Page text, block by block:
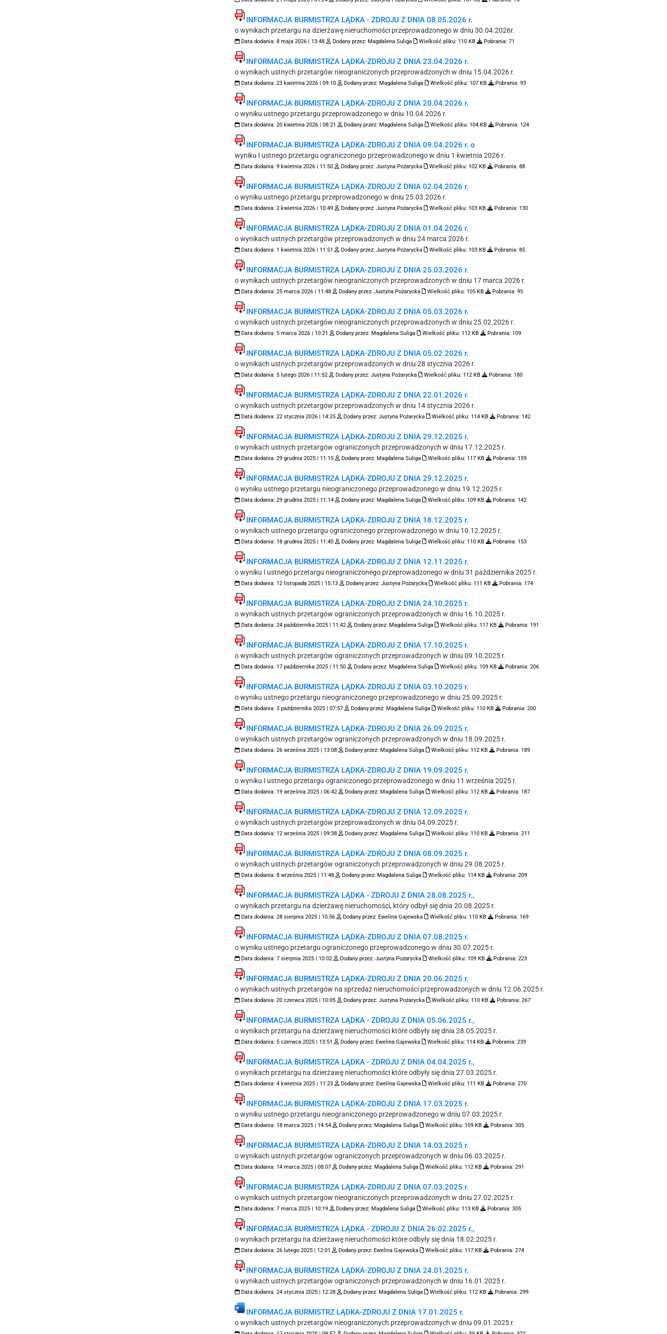
INFORMACJA BURMISTRZA LĄDKA - ZDROJU Z DNIA 08.05.2026 r.
o wynikach przetargu na dzierżawę nieruchomości przeprowadzonego w dniu 30.04.2026r.
Data dodania: 8 maja 2026 | 13:48 Dodany przez: Magdalena Suliga Wielkość pliku: 110 KB Pobrania: 71
INFORMACJA BURMISTRZA LĄDKA-ZDROJU Z DNIA 23.04.2026 r.
o wynikach ustnych przetargów nieograniczonych przeprowadzonych w dniu 15.04.2026 r.
Data dodania: 23 kwietnia 2026 | 09:10 Dodany przez: Magdalena Suliga Wielkość pliku: 107 KB Pobrania: 93
INFORMACJA BURMISTRZA LĄDKA-ZDROJU Z DNIA 20.04.2026 r.
o wyniku ustnego przetargu przeprowadzonego w dniu 10.04.2026 r.
Data dodania: 20 kwietnia 2026 | 08:21 Dodany przez: Magdalena Suliga Wielkość pliku: 104 KB Pobrania: 124
INFORMACJA BURMISTRZA LĄDKA-ZDROJU Z DNIA 09.04.2026 r. o
wyniku I ustnego przetargu ograniczonego przeprowadzonego w dniu 1 kwietnia 2026 r.
Data dodania: 9 kwietnia 2026 | 11:50 Dodany przez: Justyna Pożarycka Wielkość pliku: 102 KB Pobrania: 88
INFORMACJA BURMISTRZA LĄDKA-ZDROJU Z DNIA 02.04.2026 r.
o wyniku ustnego przetargu przeprowadzonego w dniu 25.03.2026 r.
Data dodania: 2 kwietnia 2026 | 10:49 Dodany przez: Justyna Pożarycka Wielkość pliku: 103 KB Pobrania: 130
INFORMACJA BURMISTRZA LĄDKA-ZDROJU Z DNIA 01.04.2026 r.
o wynikach ustnych przetargów przeprowadzonych w dniu 24 marca 2026 r.
Data dodania: 1 kwietnia 2026 | 11:51 Dodany przez: Justyna Pożarycka Wielkość pliku: 103 KB Pobrania: 85
INFORMACJA BURMISTRZA LĄDKA-ZDROJU Z DNIA 25.03.2026 r.
o wynikach ustnych przetargów nieograniczonych przeprowadzonych w dniu 17 marca 2026 r.
Data dodania: 25 marca 2026 | 11:48 Dodany przez: Justyna Pożarycka Wielkość pliku: 105 KB Pobrania: 95
INFORMACJA BURMISTRZA LĄDKA-ZDROJU Z DNIA 05.03.2026 r.
o wynikach ustnych przetargów nieograniczonych przeprowadzonych w dniu 25.02.2026 r.
Data dodania: 5 marca 2026 | 10:21 Dodany przez: Magdalena Suliga Wielkość pliku: 112 KB Pobrania: 109
INFORMACJA BURMISTRZA LĄDKA-ZDROJU Z DNIA 05.02.2026 r.
o wynikach ustnych przetargów przeprowadzonych w dniu 28 stycznia 2026 r.
Data dodania: 5 lutego 2026 | 11:52 Dodany przez: Justyna Pożarycka Wielkość pliku: 112 KB Pobrania: 180
INFORMACJA BURMISTRZA LĄDKA-ZDROJU Z DNIA 22.01.2026 r.
o wynikach ustnych przetargów przeprowadzonych w dniu 14 stycznia 2026 r.
Data dodania: 22 stycznia 2026 | 14:25 Dodany przez: Justyna Pożarycka Wielkość pliku: 114 KB Pobrania: 142
INFORMACJA BURMISTRZA LĄDKA-ZDROJU Z DNIA 29.12.2025 r.
o wynikach ustnych przetargów ograniczonych przeprowadzonych w dniu 17.12.2025 r.
Data dodania: 29 grudnia 2025 | 11:15 Dodany przez: Magdalena Suliga Wielkość pliku: 117 KB Pobrania: 159
INFORMACJA BURMISTRZA LĄDKA-ZDROJU Z DNIA 29.12.2025 r.
o wyniku ustnego przetargu nieograniczonego przeprowadzonego w dniu 19.12.2025 r.
Data dodania: 29 grudnia 2025 | 11:14 Dodany przez: Magdalena Suliga Wielkość pliku: 109 KB Pobrania: 142
INFORMACJA BURMISTRZA LĄDKA-ZDROJU Z DNIA 18.12.2025 r.
o wynikach ustnego przetargu ograniczonego przeprowadzonego w dniu 10.12.2025 r.
Data dodania: 18 grudnia 2025 | 11:40 Dodany przez: Magdalena Suliga Wielkość pliku: 110 KB Pobrania: 153
INFORMACJA BURMISTRZA LĄDKA-ZDROJU Z DNIA 12.11.2025 r.
o wyniku I ustnego przetargu nieograniczonego przeprowadzonego w dniu 31 października 2025 r.
Data dodania: 12 listopada 2025 | 15:13 Dodany przez: Justyna Pożarycka Wielkość pliku: 111 KB Pobrania: 174
INFORMACJA BURMISTRZA LĄDKA-ZDROJU Z DNIA 24.10.2025 r.
o wynikach ustnych przetargów ograniczonych przeprowadzonych w dniu 16.10.2025 r.
Data dodania: 24 października 2025 | 11:42 Dodany przez: Magdalena Suliga Wielkość pliku: 117 KB Pobrania: 191
INFORMACJA BURMISTRZA LĄDKA-ZDROJU Z DNIA 17.10.2025 r.
o wynikach ustnych przetargów ograniczonych przeprowadzonych w dniu 09.10.2025 r.
Data dodania: 17 października 2025 | 11:50 Dodany przez: Magdalena Suliga Wielkość pliku: 109 KB Pobrania: 206
INFORMACJA BURMISTRZA LĄDKA-ZDROJU Z DNIA 03.10.2025 r.
o wyniku ustnego przetargu nieograniczonego przeprowadzonego w dniu 25.09.2025 r.
Data dodania: 3 października 2025 | 07:57 Dodany przez: Magdalena Suliga Wielkość pliku: 110 KB Pobrania: 200
INFORMACJA BURMISTRZA LĄDKA-ZDROJU Z DNIA 26.09.2025 r.
o wynikach ustnych przetargów ograniczonych przeprowadzonych w dniu 18.09.2025 r.
Data dodania: 26 września 2025 | 13:08 Dodany przez: Magdalena Suliga Wielkość pliku: 112 KB Pobrania: 189
INFORMACJA BURMISTRZA LĄDKA-ZDROJU Z DNIA 19.09.2025 r.
o wyniku I ustnego przetargu ograniczonego przeprowadzonego w dniu 11 września 2025 r.
Data dodania: 19 września 2025 | 06:42 Dodany przez: Magdalena Suliga Wielkość pliku: 112 KB Pobrania: 187
INFORMACJA BURMISTRZA LĄDKA-ZDROJU Z DNIA 12.09.2025 r.
o wynikach ustnych przetargów przeprowadzonych w dniu 04.09.2025 r.
Data dodania: 12 września 2025 | 09:38 Dodany przez: Magdalena Suliga Wielkość pliku: 110 KB Pobrania: 211
INFORMACJA BURMISTRZA LĄDKA-ZDROJU Z DNIA 08.09.2025 r.
o wynikach ustnych przetargów ograniczonych przeprowadzonych w dniu 29.08.2025 r.
Data dodania: 8 września 2025 | 11:48 Dodany przez: Magdalena Suliga Wielkość pliku: 114 KB Pobrania: 209
INFORMACJA BURMISTRZA LĄDKA - ZDROJU Z DNIA 28.08.2025 r.,
o wynikach przetargu na dzierżawę nieruchomości, który odbył się dnia 20.08.2025 r.
Data dodania: 28 sierpnia 2025 | 10:56 Dodany przez: Ewelina Gajewska Wielkość pliku: 110 KB Pobrania: 169
INFORMACJA BURMISTRZA LĄDKA-ZDROJU Z DNIA 07.08.2025 r.
o wyniku ustnego przetargu ograniczonego przeprowadzonego w dniu 30.07.2025 r.
Data dodania: 7 sierpnia 2025 | 10:02 Dodany przez: Justyna Pożarycka Wielkość pliku: 109 KB Pobrania: 223
INFORMACJA BURMISTRZA LĄDKA-ZDROJU Z DNIA 20.06.2025 r.
o wynikach ustnych przetargów na sprzedaż nieruchomości przeprowadzonych w dniu 12.06.2025 r.
Data dodania: 20 czerwca 2025 | 10:05 Dodany przez: Justyna Pożarycka Wielkość pliku: 110 KB Pobrania: 267
INFORMACJA BURMISTRZA LĄDKA - ZDROJU Z DNIA 05.06.2025 r.,
o wynikach przetargu na dzierżawę nieruchomości które odbyły się dnia 28.05.2025 r.
Data dodania: 5 czerwca 2025 | 13:51 Dodany przez: Ewelina Gajewska Wielkość pliku: 114 KB Pobrania: 239
INFORMACJA BURMISTRZA LĄDKA - ZDROJU Z DNIA 04.04.2025 r.,
o wynikach przetargu na dzierżawę nieruchomości które odbyły się dnia 27.03.2025 r.
Data dodania: 4 kwietnia 2025 | 11:23 Dodany przez: Ewelina Gajewska Wielkość pliku: 111 KB Pobrania: 270
INFORMACJA BURMISTRZA LĄDKA-ZDROJU Z DNIA 17.03.2025 r.
o wyniku ustnego przetargu nieograniczonego przeprowadzonego w dniu 07.03.2025 r.
Data dodania: 18 marca 2025 | 14:54 Dodany przez: Magdalena Suliga Wielkość pliku: 109 KB Pobrania: 305
INFORMACJA BURMISTRZA LĄDKA-ZDROJU Z DNIA 14.03.2025 r.
o wynikach ustnych przetargów ograniczonych przeprowadzonych w dniu 06.03.2025 r.
Data dodania: 14 marca 2025 | 08:07 Dodany przez: Magdalena Suliga Wielkość pliku: 112 KB Pobrania: 291
INFORMACJA BURMISTRZA LĄDKA-ZDROJU Z DNIA 07.03.2025 r.
o wynikach ustnych przetargów nieograniczonych przeprowadzonych w dniu 27.02.2025 r.
Data dodania: 7 marca 2025 | 10:19 Dodany przez: Magdalena Suliga Wielkość pliku: 113 KB Pobrania: 305
INFORMACJA BURMISTRZA LĄDKA - ZDROJU Z DNIA 26.02.2025 r.,
o wynikach przetargu na dzierżawę nieruchomości które odbyły się dnia 18.02.2025 r.
Data dodania: 26 lutego 2025 | 12:01 Dodany przez: Ewelina Gajewska Wielkość pliku: 117 KB Pobrania: 274
INFORMACJA BURMISTRZA LĄDKA-ZDROJU Z DNIA 24.01.2025 r.
o wynikach ustnych przetargów ograniczonych przeprowadzonych w dniu 16.01.2025 r.
Data dodania: 24 stycznia 2025 | 12:28 Dodany przez: Magdalena Suliga Wielkość pliku: 112 KB Pobrania: 299
INFORMACJA BURMISTRZ LĄDKA-ZDROJU Z DNIA 17.01.2025 r.
o wynikach ustnych przetargów nieograniczonych przeprowadzonych w dniu 09.01.2025 r.